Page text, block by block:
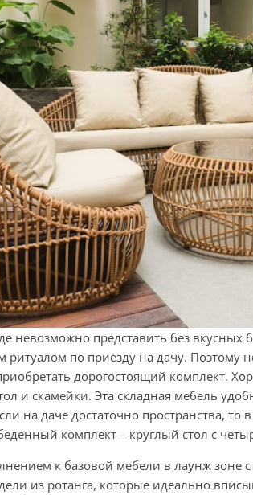
невозможно представить без вкусных
ритуалом по приезду на дачу. Поэтому
дорогостоящий комплект.
и скамейки. Эта складная мебель
на даче достаточно пространства, то
комплект – круглый стол с
к базовой мебели в лаунж зоне
из ротанга, которые идеально